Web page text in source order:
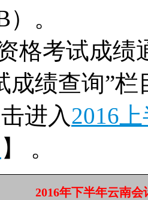
。
格考试成绩
成绩查询”
进入2016
】 。
2016年下半年云南